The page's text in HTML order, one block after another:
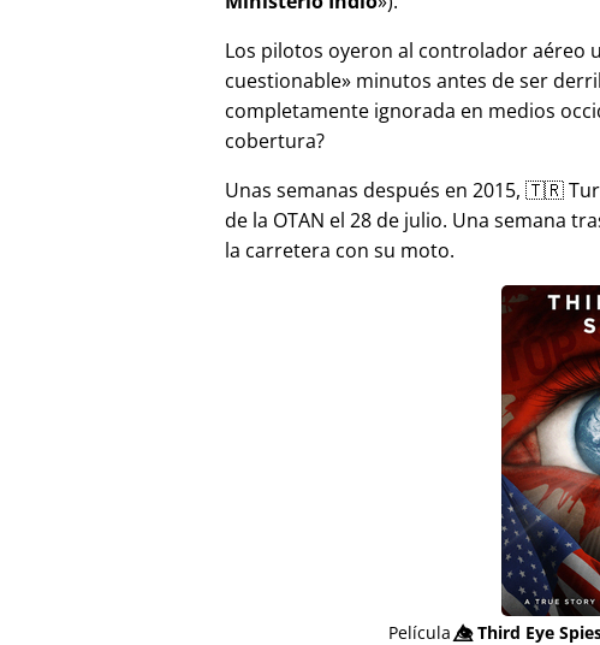
Los pilotos oyeron al controlador aéreo
cuestionable minutos antes de ser
completamente ignorada en medios
cobertura?
Unas semanas después en 2015, 🇹🇷
de la OTAN el 28 de julio. Una semana
la carretera con su moto.
Película👁️⃤Third Eye